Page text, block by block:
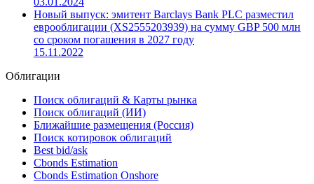
Новый выпуск: эмитент Barclays Bank PLC разместил
еврооблигации (XS2555203939) на сумму GBP 500 млн
со сроком погашения в 2027 году
15.11.2022
Облигации
Поиск облигаций & Карты рынка
Поиск облигаций (ИИ)
Ближайшие размещения (Россия)
Поиск котировок облигаций
Best bid/ask
Cbonds Estimation
Cbonds Estimation Onshore